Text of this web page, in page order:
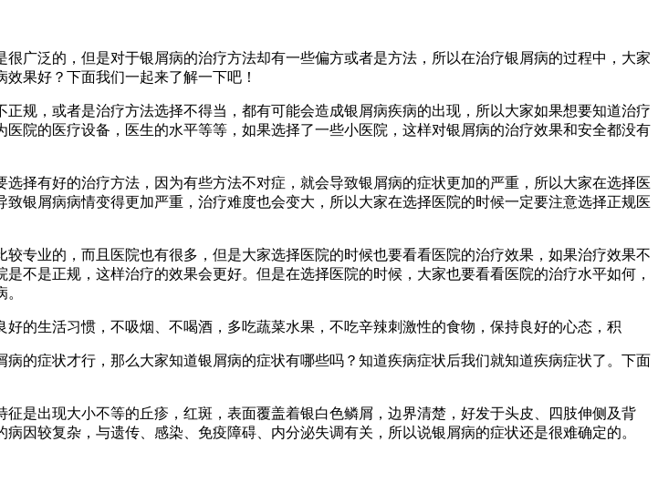
广泛的，但是对于银屑病的治疗方法却有一些偏方或者是方法，所以在治疗银屑病的过程中，大家
果好？下面我们一起来了解一下吧！
规，或者是治疗方法选择不得当，都有可能会造成银屑病疾病的出现，所以大家如果想要知道治疗
院的医疗设备，医生的水平等等，如果选择了一些小医院，这样对银屑病的治疗效果和安全都没有
择有好的治疗方法，因为有些方法不对症，就会导致银屑病的症状更加的严重，所以大家在选择医
银屑病病情变得更加严重，治疗难度也会变大，所以大家在选择医院的时候一定要注意选择正规医
专业的，而且医院也有很多，但是大家选择医院的时候也要看看医院的治疗效果，如果治疗效果不
不是正规，这样治疗的效果会更好。但是在选择医院的时候，大家也要看看医院的治疗水平如何，
的生活习惯，不吸烟、不喝酒，多吃蔬菜水果，不吃辛辣刺激性的食物，保持良好的心态，积
的症状才行，那么大家知道银屑病的症状有哪些吗？知道疾病症状后我们就知道疾病症状了。下面
是出现大小不等的丘疹，红斑，表面覆盖着银白色鳞屑，边界清楚，好发于头皮、四肢伸侧及背
因较复杂，与遗传、感染、免疫障碍、内分泌失调有关，所以说银屑病的症状还是很难确定的。